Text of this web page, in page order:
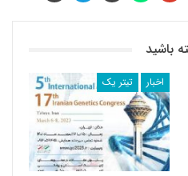
باشید
اخبار تیتر یک